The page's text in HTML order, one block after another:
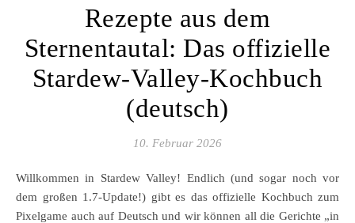
Rezepte aus dem
Sternentautal: Das offizielle
Stardew-Valley-Kochbuch
(deutsch)
10. Februar 2026
Willkommen in Stardew Valley! Endlich (und sogar noch vor
dem großen 1.7-Update!) gibt es das offizielle Kochbuch zum
Pixelgame auch auf Deutsch und wir können all die Gerichte „in